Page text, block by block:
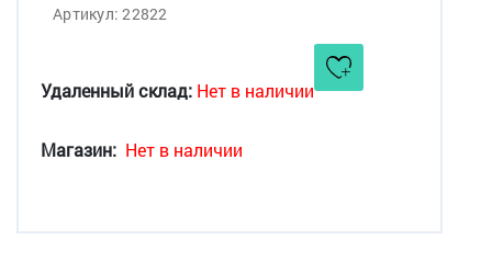
Артикул: 22822
Удаленный склад: Нет в наличии
Магазин: Нет в наличии